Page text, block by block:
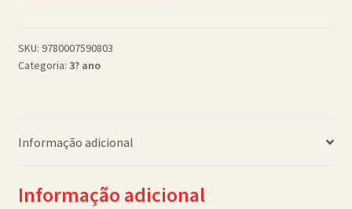
the
New
SKU: 9780007590803
Categoria: 3? ano
Informação adicional
Informação adicional